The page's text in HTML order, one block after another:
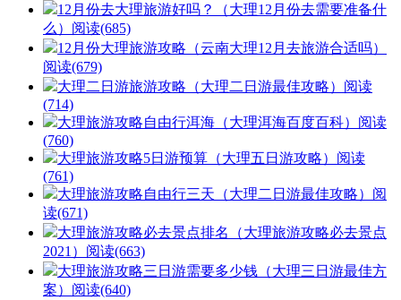
12月份去大理旅游好吗？（大理12月份去需要准备什
么） 阅读(685)
12月份大理旅游攻略（云南大理12月去旅游合适吗）
阅读(679)
大理二日游旅游攻略（大理二日游最佳攻略） 阅读
(714)
大理旅游攻略自由行洱海（大理洱海百度百科） 阅读
(760)
大理旅游攻略5日游预算（大理五日游攻略） 阅读
(761)
大理旅游攻略自由行三天（大理二日游最佳攻略） 阅
读(671)
大理旅游攻略必去景点排名（大理旅游攻略必去景点
2021） 阅读(663)
大理旅游攻略三日游需要多少钱（大理三日游最佳方
案） 阅读(640)